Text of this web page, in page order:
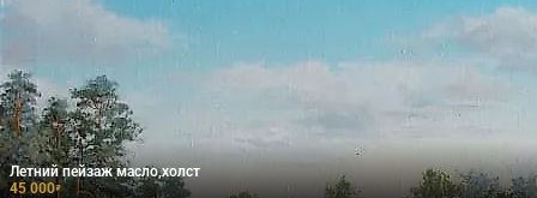
Летний пейзаж масло,холст
45 000₽